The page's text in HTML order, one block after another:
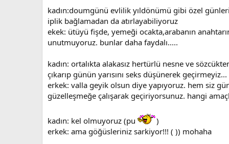
kadın:doumgünü evlilik yıldönümü gibi özel günleri
iplik bağlamadan da atırlayabiliyoruz
ekek: ütüyü fişde, yemeği ocakta,arabanın
unutmuyoruz. bunlar daha faydalı.....
kadın: ortalıkta alakasız hertürlü nesne ve
çıkarıp günün yarısını seks düşünerek geçirmeyiz...
erkek: valla geyik olsun diye yapıyoruz. hem siz
güzelleşmeğe çalışarak geçiriyorsunuz. hangi
kadın: kel olmuyoruz (pu
)
erkek: ama göğüsleriniz sarkiyor!!! ( )) mohaha